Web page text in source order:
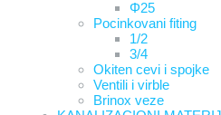
Φ25
Pocinkovani fiting
1/2
3/4
Okiten cevi i spojke
Ventili i virble
Brinox veze